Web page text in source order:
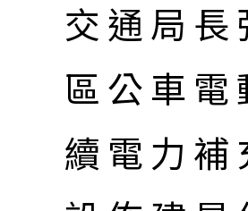
交通局
區公車
續電力